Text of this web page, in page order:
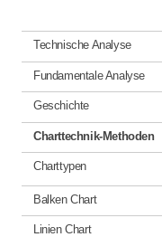
Technische Analyse
Fundamentale Analyse
Geschichte
Charttechnik-Methoden
Charttypen
Balken Chart
Linien Chart